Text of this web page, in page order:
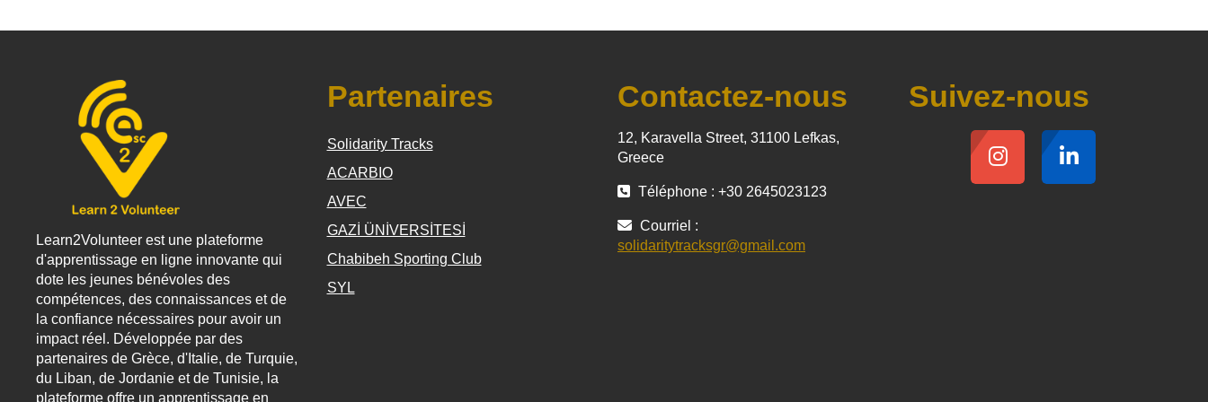
Learn2Volunteer est une plateforme
d'apprentissage en ligne innovante qui
dote les jeunes bénévoles des
compétences, des connaissances et de
la confiance nécessaires pour avoir un
impact réel. Développée par des
partenaires de Grèce, d'Italie, de Turquie,
du Liban, de Jordanie et de Tunisie, la
plateforme offre un apprentissage en
Partenaires
Solidarity Tracks
ACARBIO
AVEC
GAZİ ÜNİVERSİTESİ
Chabibeh Sporting Club
SYL
Contactez-nous
12, Karavella Street, 31100 Lefkas,
Greece
Téléphone : +30 2645023123
Courriel :
solidaritytracksgr@gmail.com
Suivez-nous